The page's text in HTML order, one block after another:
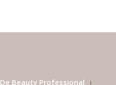
De Beauty Professional